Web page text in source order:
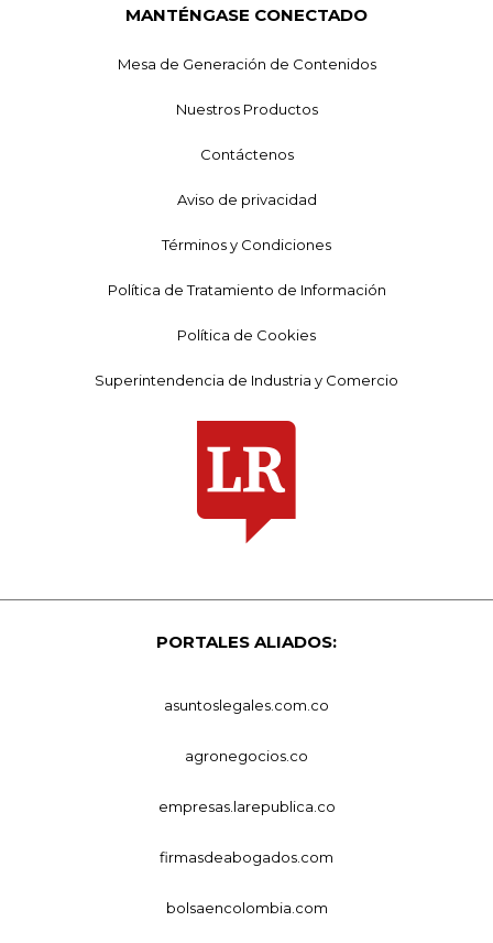
MANTÉNGASE CONECTADO
Mesa de Generación de Contenidos
Nuestros Productos
Contáctenos
Aviso de privacidad
Términos y Condiciones
Política de Tratamiento de Información
Política de Cookies
Superintendencia de Industria y Comercio
PORTALES ALIADOS:
asuntoslegales.com.co
agronegocios.co
empresas.larepublica.co
firmasdeabogados.com
bolsaencolombia.com